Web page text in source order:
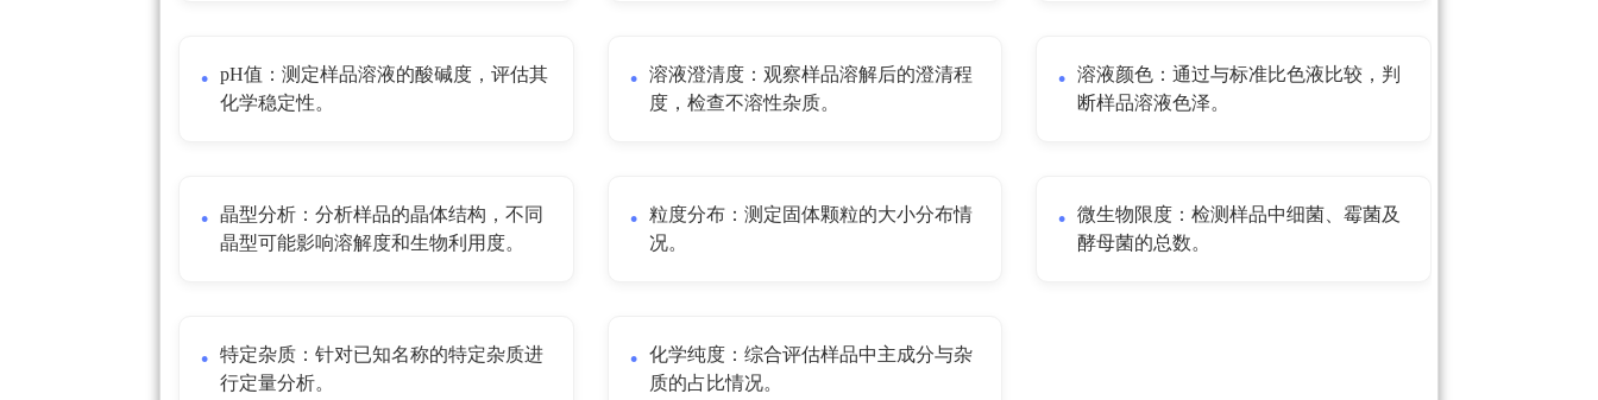
pH值：测定样品溶液的酸碱度，评估其
化学稳定性。
溶液澄清度：观察样品溶解后的澄清程
度，检查不溶性杂质。
溶液颜色：通过与标准比色液比较，判
断样品溶液色泽。
晶型分析：分析样品的晶体结构，不同
晶型可能影响溶解度和生物利用度。
粒度分布：测定固体颗粒的大小分布情
况。
微生物限度：检测样品中细菌、霉菌及
酵母菌的总数。
特定杂质：针对已知名称的特定杂质进
行定量分析。
化学纯度：综合评估样品中主成分与杂
质的占比情况。